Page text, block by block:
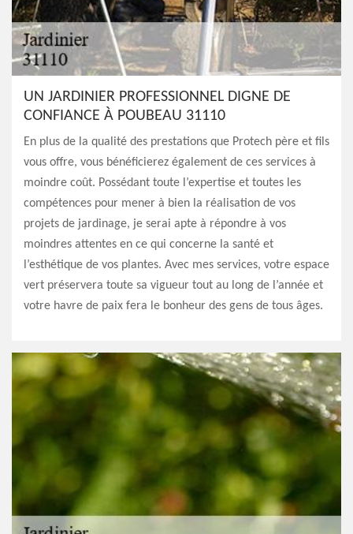
UN JARDINIER PROFESSIONNEL DIGNE DE
CONFIANCE À POUBEAU 31110
En plus de la qualité des prestations que Protech père et fils
vous offre, vous bénéficierez également de ces services à
moindre coût. Possédant toute l’expertise et toutes les
compétences pour mener à bien la réalisation de vos
projets de jardinage, je serai apte à répondre à vos
moindres attentes en ce qui concerne la santé et
l’esthétique de vos plantes. Avec mes services, votre espace
vert préservera toute sa vigueur tout au long de l’année et
votre havre de paix fera le bonheur des gens de tous âges.